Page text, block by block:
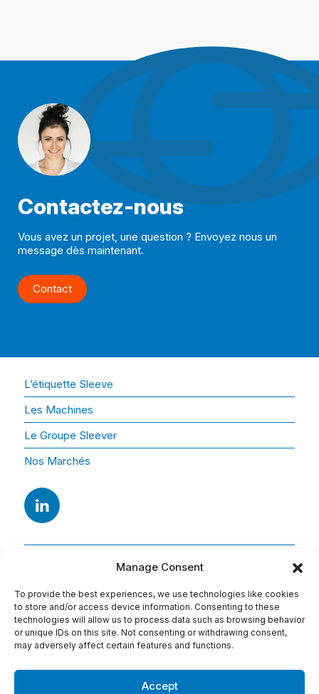
Manage Consent
To provide the best experiences, we use technologies like cookies
to store and/or access device information. Consenting to these
technologies will allow us to process data such as browsing behavior
or unique IDs on this site. Not consenting or withdrawing consent,
may adversely affect certain features and functions.
Accept
Contactez-nous
Vous avez un projet, une question ? Envoyez nous un
message dès maintenant.
Contact
L’étiquette Sleeve
Les Machines
Le Groupe Sleever
Nos Marchés
Adresse
91420 Morangis